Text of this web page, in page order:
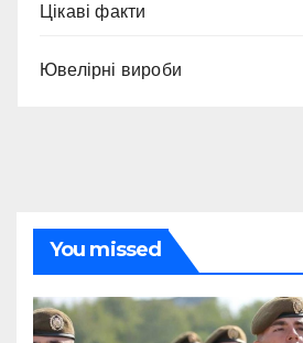
Цікаві факти
Ювелірні вироби
You missed